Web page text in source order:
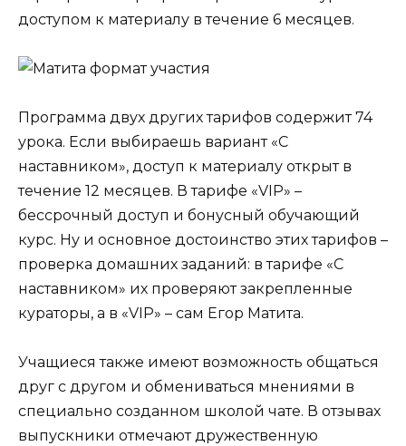
доступом к материалу в течение 6 месяцев.
Программа двух других тарифов содержит 74
урока. Если выбираешь вариант «С
наставником», доступ к материалу открыт в
течение 12 месяцев. В тарифе «VIP» –
бессрочный доступ и бонусный обучающий
курс. Ну и основное достоинство этих тарифов –
проверка домашних заданий: в тарифе «С
наставником» их проверяют закрепленные
кураторы, а в «VIP» – сам Егор Матита.
Учащиеся также имеют возможность общаться
друг с другом и обмениваться мнениями в
специально созданном школой чате. В отзывах
выпускники отмечают дружественную